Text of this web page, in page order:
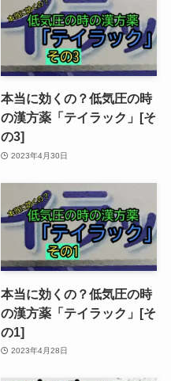
本当に効くの？低気圧の時
の漢方薬「テイラック」[そ
の3]
2023年4月30日
本当に効くの？低気圧の時
の漢方薬「テイラック」[そ
の1]
2023年4月28日